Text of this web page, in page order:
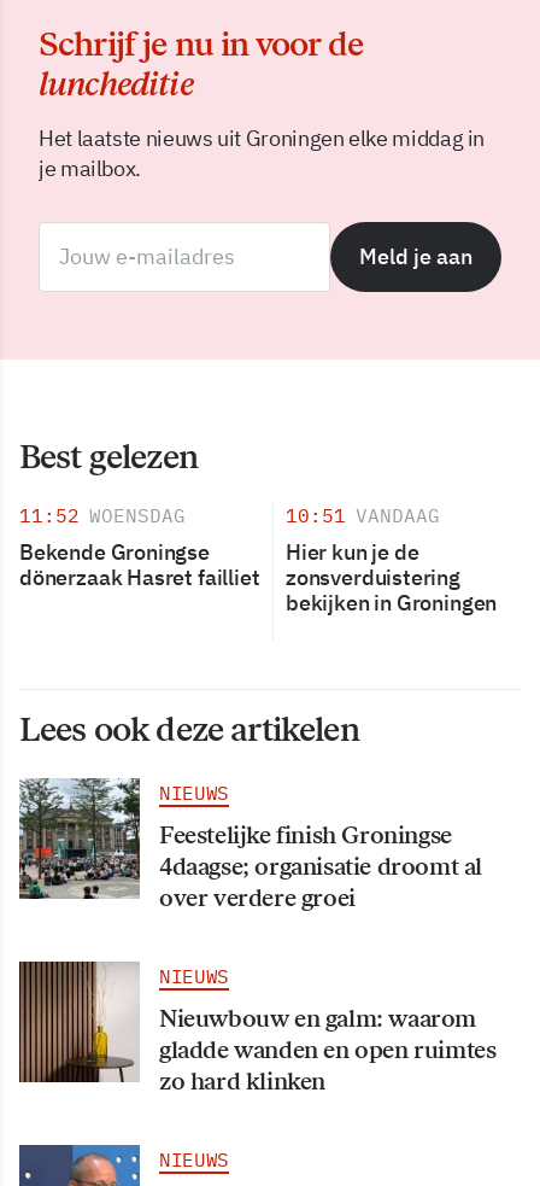
Schrijf je nu in voor de
luncheditie
Het laatste nieuws uit Groningen elke middag in
je mailbox.
Meld je aan
Best gelezen
11:52 WOENSDAG
Bekende Groningse
dönerzaak Hasret failliet
10:51 VANDAAG
Hier kun je de
zonsverduistering
bekijken in Groningen
Lees ook deze artikelen
NIEUWS
Feestelijke finish Groningse
4daagse; organisatie droomt al
over verdere groei
NIEUWS
Nieuwbouw en galm: waarom
gladde wanden en open ruimtes
zo hard klinken
NIEUWS